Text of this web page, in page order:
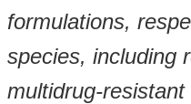
formulations,
species, including
multidrug-